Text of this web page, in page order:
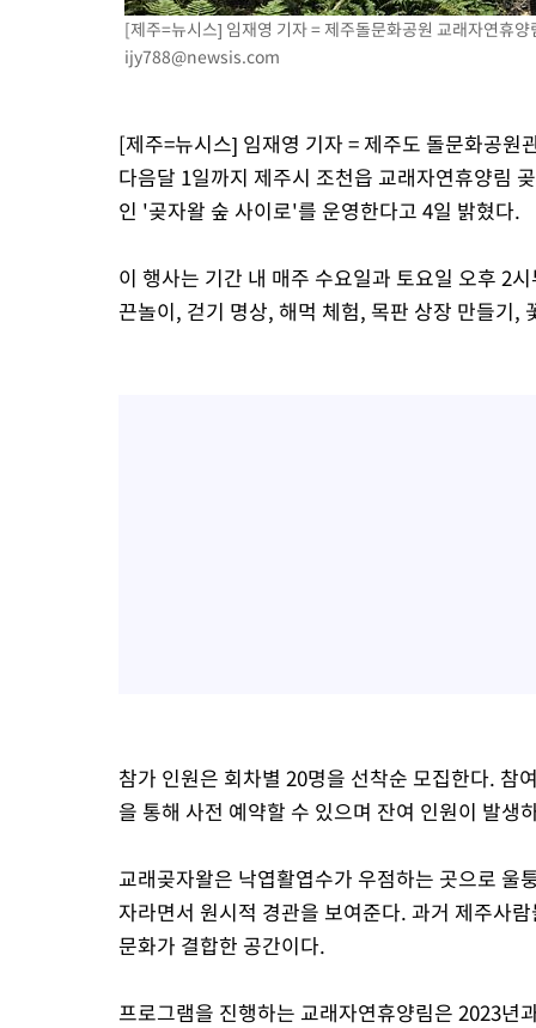
[속보]7~9일 프로야구 3연전도 폭염 취소…11일 재개
"韓 외환시장 개입 관측 배경엔 美의 대한국 무역적자 있어"
[속보]종합특검, 대검 추가 압수수색…내란 중요임무종사 혐의
[속보]코스닥, 800p 회복…0.26% 오른 801.67 마감
[속보]코스피, 301.88포인트(4.58%) 내린 6296.38 마감
"여기 떨어졌다"…다누리, 스페이스X 로켓 달 충돌 흔적 포착
손흥민, 5경기 연속골 실패…LAFC는 승부차기 끝 과달라하라 격파
[제주=뉴시스] 임재영 기자 = 제주돌문화공원 교래자연휴
ijy788@newsis.com
[제주=뉴시스] 임재영 기자 = 제주도 돌문화공
다음달 1일까지 제주시 조천읍 교래자연휴양림
인 '곶자왈 숲 사이로'를 운영한다고 4일 밝혔다.
이 행사는 기간 내 매주 수요일과 토요일 오후 2
끈놀이, 걷기 명상, 해먹 체험, 목판 상장 만들기,
참가 인원은 회차별 20명을 선착순 모집한다. 참
을 통해 사전 예약할 수 있으며 잔여 인원이 발생
교래곶자왈은 낙엽활엽수가 우점하는 곳으로 울
자라면서 원시적 경관을 보여준다. 과거 제주사
문화가 결합한 공간이다.
프로그램을 진행하는 교래자연휴양림은 2023